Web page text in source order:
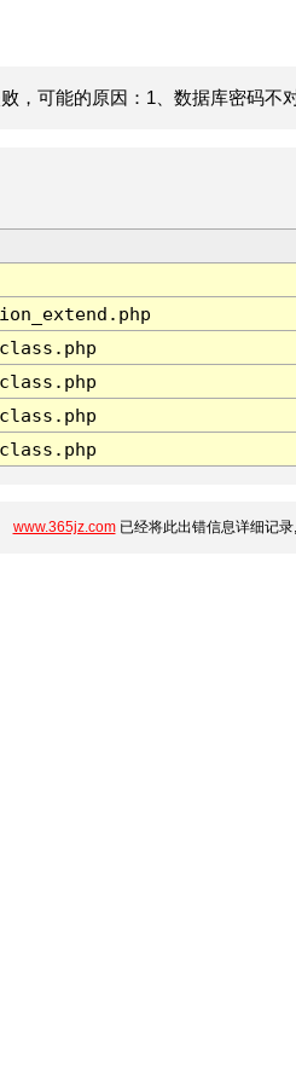
，可能的原因：1、数据库密码不
www.365jz.com已经将此出错信息详细记